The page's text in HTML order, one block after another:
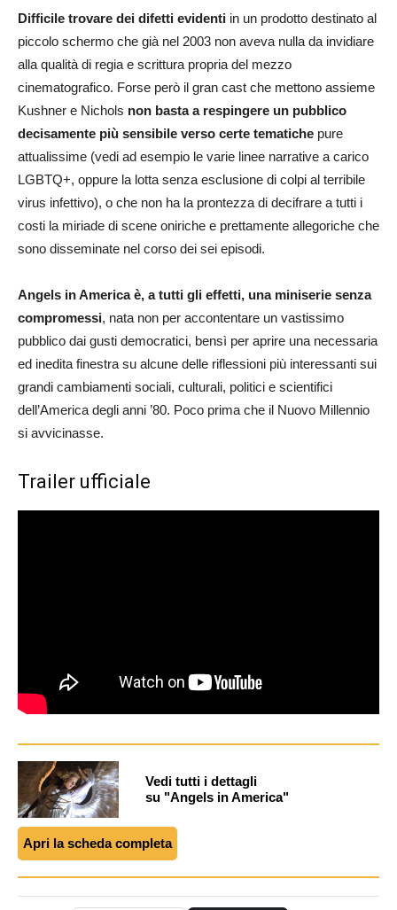
Difficile trovare dei difetti evidenti in un prodotto destinato al
piccolo schermo che già nel 2003 non aveva nulla da invidiare
alla qualità di regia e scrittura propria del mezzo
cinematografico. Forse però il gran cast che mettono assieme
Kushner e Nichols non basta a respingere un pubblico
decisamente più sensibile verso certe tematiche pure
attualissime (vedi ad esempio le varie linee narrative a carico
LGBTQ+, oppure la lotta senza esclusione di colpi al terribile
virus infettivo), o che non ha la prontezza di decifrare a tutti i
costi la miriade di scene oniriche e prettamente allegoriche che
sono disseminate nel corso dei sei episodi.
Angels in America è, a tutti gli effetti, una miniserie senza
compromessi, nata non per accontentare un vastissimo
pubblico dai gusti democratici, bensì per aprire una necessaria
ed inedita finestra su alcune delle riflessioni più interessanti sui
grandi cambiamenti sociali, culturali, politici e scientifici
dell’America degli anni ’80. Poco prima che il Nuovo Millennio
si avvicinasse.
Trailer ufficiale
Vedi tutti i dettagli
su "Angels in America"
Apri la scheda completa